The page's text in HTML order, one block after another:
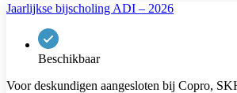
Jaarlijkse bijscholing ADI – 2026
Beschikbaar
Voor deskundigen aangesloten bij Copro,